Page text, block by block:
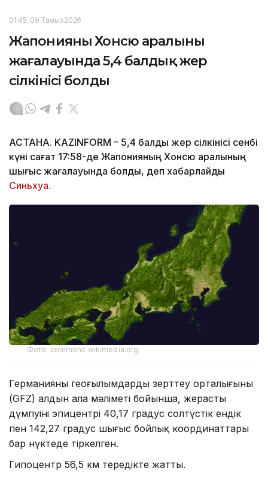
01:45, 09 Тамыз 2026
Жапонияның Хонсю аралының
жағалауында 5,4 балдық жер
сілкінісі болды
АСТАНА. KAZINFORM – 5,4 балдық жер сілкінісі сенбі
күні сағат 17:58-де Жапонияның Хонсю аралының
шығыс жағалауында болды, деп хабарлайды
Синьхуа.
Фото: commons.wikimedia.org
Германияның геоғылымдарды зерттеу орталығының
(GFZ) алдын ала мәліметі бойынша, жерасты
дүмпуінің эпицентрі 40,17 градус солтүстік ендік
пен 142,27 градус шығыс бойлық координаттары
бар нүктеде тіркелген.
Гипоцентр 56,5 км тереңдікте жатты.